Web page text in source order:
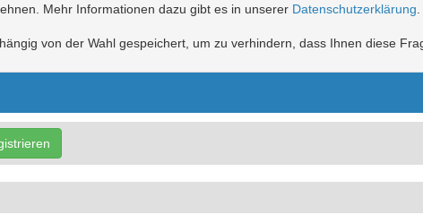
Mehr Informationen dazu gibt es in unserer Datenschutzerklärung
von der Wahl gespeichert, um zu verhindern, dass Ihnen diese